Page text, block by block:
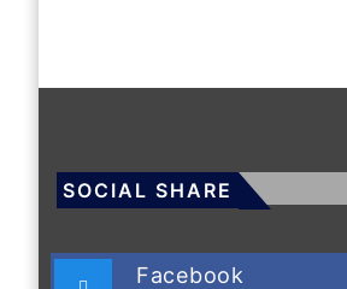
SOCIAL SHARE
Facebook